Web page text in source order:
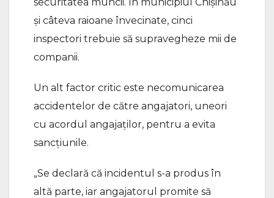
și câteva raioane învecinate, cinci
inspectori trebuie să supravegheze mii de
companii.
Un alt factor critic este necomunicarea
accidentelor de către angajatori, uneori
cu acordul angajaților, pentru a evita
sancțiunile.
„Se declară că incidentul s-a produs în
altă parte, iar angajatorul promite să